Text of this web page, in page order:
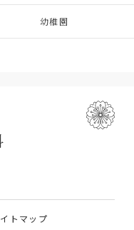
幼稚園
トマップ